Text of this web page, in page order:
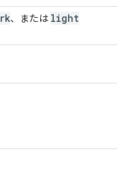
、または light